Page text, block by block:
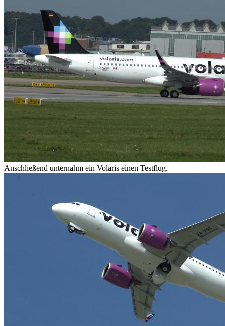
Anschließend unternahm ein Volaris einen Testflug.